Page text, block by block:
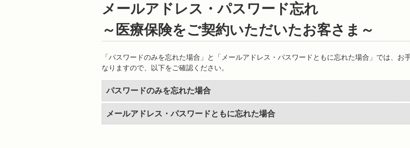
メールアドレス・パスワード忘れ
～医療保険をご契約いただいたお客さま～
「パスワードのみを忘れた場合」と「メールアドレス・パスワードともに忘れた場合」では、お
なりますので、以下をご確認ください。
パスワードのみを忘れた場合
メールアドレス・パスワードともに忘れた場合